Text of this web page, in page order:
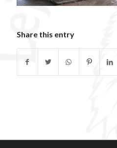
Share this entry